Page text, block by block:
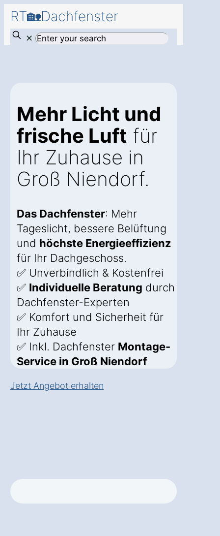
RT🏡Dachfenster
✕
Mehr Licht und
frische Luft für
Ihr Zuhause in
Groß Niendorf.
Das Dachfenster: Mehr
Tageslicht, bessere Belüftung
und höchste Energieeffizienz
für Ihr Dachgeschoss.
✅ Unverbindlich & Kostenfrei
✅ Individuelle Beratung durch
Dachfenster-Experten
✅ Komfort und Sicherheit für
Ihr Zuhause
✅ Inkl. Dachfenster Montage-
Service in Groß Niendorf
Jetzt Angebot erhalten